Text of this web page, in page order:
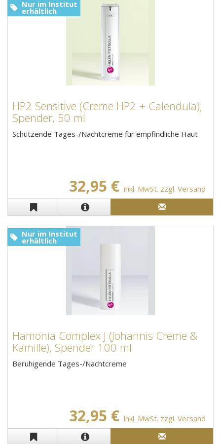
HP2 Sensitive (Creme HP2 + Calendula),
Spender, 50 ml
Schützende Tages-/Nachtcreme für empfindliche Haut
32,95 € inkl. MwSt. zzgl. Versand
Nur im Institut
erhältlich
Hamonia Complex J (Johannis Creme &
Kamille), Spender 100 ml
Beruhigende Tages-/Nachtcreme
32,95 € inkl. MwSt. zzgl. Versand
Nur im Institut
erhältlich